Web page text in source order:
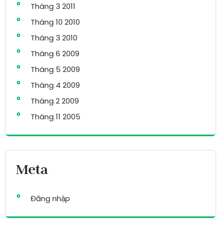
Tháng 3 2011
Tháng 10 2010
Tháng 3 2010
Tháng 6 2009
Tháng 5 2009
Tháng 4 2009
Tháng 2 2009
Tháng 11 2005
Meta
Đăng nhập